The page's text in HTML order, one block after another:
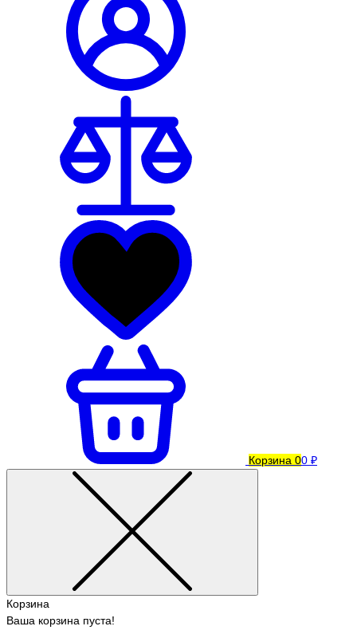
Корзина 00 ₽
Корзина
Ваша корзина пуста!